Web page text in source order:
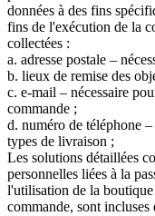
données à des fins
fins de l'exécution de la
collectées :
a. adresse postale –
b. lieux de remise des
c. e-mail – nécessaire
commande ;
d. numéro de téléphone
types de livraison ;
Les solutions détaillées
personnelles liées à la
l'utilisation de la boutique
commande, sont